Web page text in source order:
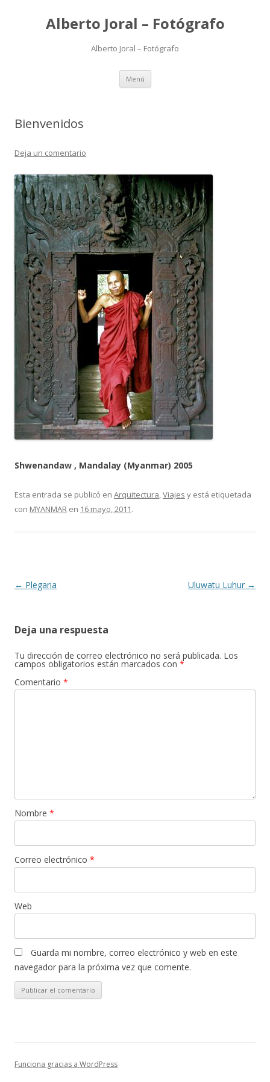
Alberto Joral – Fotógrafo
Alberto Joral – Fotógrafo
Menú Saltar
contenido
Bienvenidos
Deja un comentario
Shwenandaw , Mandalay (Myanmar) 2005
Esta entrada se publicó en Arquitectura,Viajes y está etiquetada
con MYANMAR en 16 mayo, 2011.
Navegación
← Plegaria Uluwatu Luhur →
Deja una respuesta
Tu dirección de correo electrónico no será publicada. Los
campos obligatorios están marcados con *
Comentario *
Nombre *
Correo electrónico *
Web
Guarda mi nombre, correo electrónico y web en este
navegador para la próxima vez que comente.
Funciona gracias a WordPress